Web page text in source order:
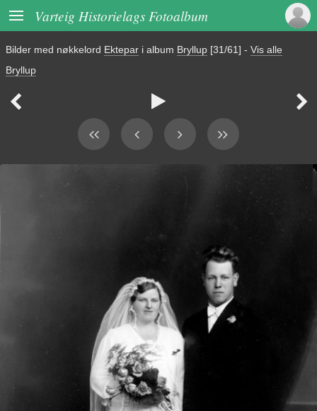
 Varteig Historielags Fotoalbum
Bilder med nøkkelord Ektepar i album Bryllup [31/61] - Vis alle
Bryllup
  